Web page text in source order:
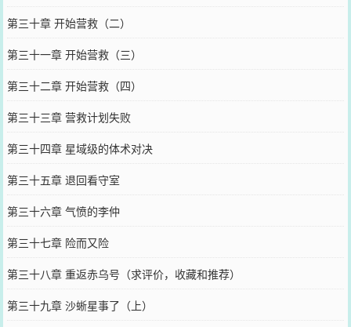
第三十章 开始营救（二）
第三十一章 开始营救（三）
第三十二章 开始营救（四）
第三十三章 营救计划失败
第三十四章 星域级的体术对决
第三十五章 退回看守室
第三十六章 气愤的李仲
第三十七章 险而又险
第三十八章 重返赤乌号（求评价，收藏和推荐）
第三十九章 沙蜥星事了（上）